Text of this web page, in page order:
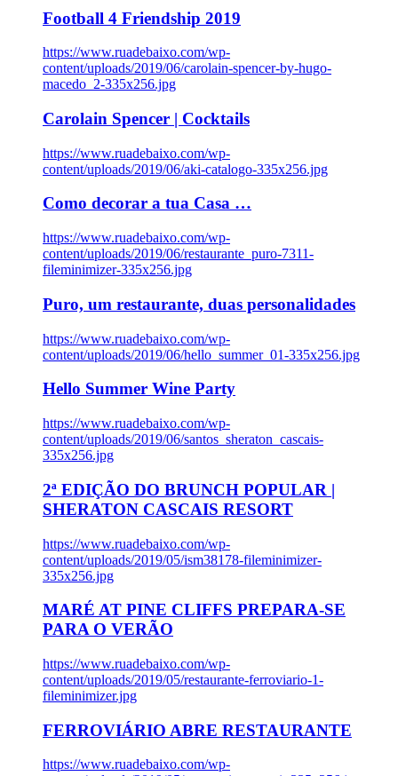
Football 4 Friendship 2019
https://www.ruadebaixo.com/wp-
content/uploads/2019/06/carolain-spencer-by-hugo-
macedo_2-335x256.jpg
Carolain Spencer | Cocktails
https://www.ruadebaixo.com/wp-
content/uploads/2019/06/aki-catalogo-335x256.jpg
Como decorar a tua Casa …
https://www.ruadebaixo.com/wp-
content/uploads/2019/06/restaurante_puro-7311-
fileminimizer-335x256.jpg
Puro, um restaurante, duas personalidades
https://www.ruadebaixo.com/wp-
content/uploads/2019/06/hello_summer_01-335x256.jpg
Hello Summer Wine Party
https://www.ruadebaixo.com/wp-
content/uploads/2019/06/santos_sheraton_cascais-
335x256.jpg
2ª EDIÇÃO DO BRUNCH POPULAR |
SHERATON CASCAIS RESORT
https://www.ruadebaixo.com/wp-
content/uploads/2019/05/ism38178-fileminimizer-
335x256.jpg
MARÉ AT PINE CLIFFS PREPARA-SE
PARA O VERÃO
https://www.ruadebaixo.com/wp-
content/uploads/2019/05/restaurante-ferroviario-1-
fileminimizer.jpg
FERROVIÁRIO ABRE RESTAURANTE
https://www.ruadebaixo.com/wp-